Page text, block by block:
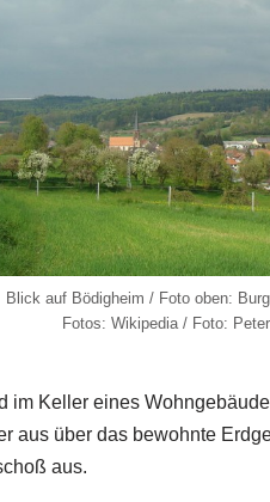
Blick auf Bödigheim / Foto oben:
Fotos: Wikipedia / Foto:
im Keller eines
aus über das bewohnte
aus.